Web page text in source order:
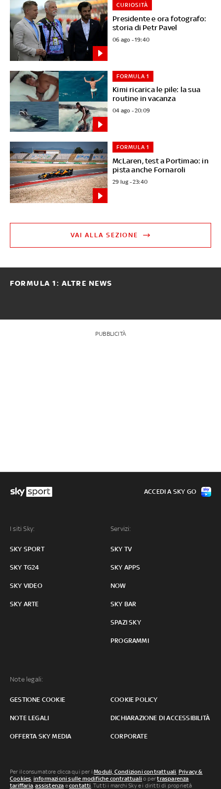
Presidente e ora fotografo:
storia di Petr Pavel
CURIOSITÀ
06 ago - 19:40
Kimi ricarica le pile: la sua
routine in vacanza
FORMULA 1
04 ago - 20:09
McLaren, test a Portimao: in
pista anche Fornaroli
FORMULA 1
29 lug - 23:40
VAI ALLA SEZIONE
FORMULA 1: ALTRE NEWS
PUBBLICITÀ
I siti Sky:
SKY SPORT
SKY TG24
SKY VIDEO
SKY ARTE
Servizi:
SKY TV
SKY APPS
NOW
SKY BAR
SPAZI SKY
PROGRAMMI
Note legali:
GESTIONE COOKIE COOKIE POLICY
NOTE LEGALI DICHIARAZIONE DI ACCESSIBILITÀ
OFFERTA SKY MEDIA CORPORATE
ACCEDI A SKY GO
Per il consumatore clicca qui per iModuli, Condizioni contrattuali, Privacy &
Cookies, informazioni sulle modifiche contrattuali o pertrasparenza
tariffaria,assistenza econtatti. Tutti i marchi Sky e i diritti di proprietà